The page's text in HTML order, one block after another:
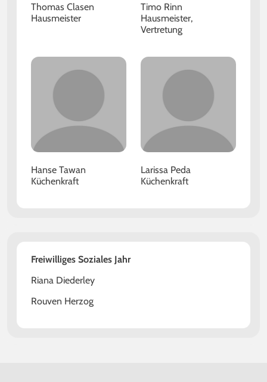
Thomas Clasen
Hausmeister
Timo Rinn
Hausmeister,
Vertretung
Hanse Tawan
Küchenkraft
Larissa Peda
Küchenkraft
Freiwilliges Soziales Jahr
Riana Diederley
Rouven Herzog